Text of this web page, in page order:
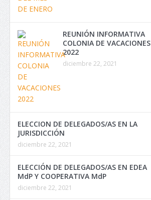
REUNIÓN INFORMATIVA
COLONIA DE VACACIONES
2022
diciembre 22, 2021
ELECCION DE DELEGADOS/AS EN LA
JURISDICCIÓN
diciembre 22, 2021
ELECCIÓN DE DELEGADOS/AS EN EDEA
MdP Y COOPERATIVA MdP
diciembre 22, 2021